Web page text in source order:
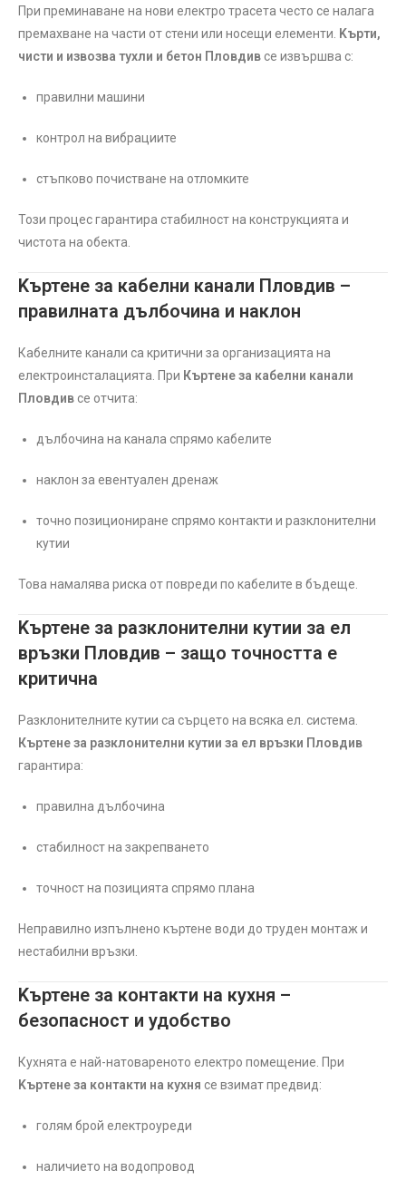
При преминаване на нови електро трасета често се налага
премахване на части от стени или носещи елементи. Kърти,
чисти и извозва тухли и бетон Пловдив се извършва с:
правилни машини
контрол на вибрациите
стъпково почистване на отломките
Този процес гарантира стабилност на конструкцията и
чистота на обекта.
Kъртене за кабелни канали Пловдив –
правилната дълбочина и наклон
Кабелните канали са критични за организацията на
електроинсталацията. При Къртене за кабелни канали
Пловдив се отчита:
дълбочина на канала спрямо кабелите
наклон за евентуален дренаж
точно позициониране спрямо контакти и разклонителни
кутии
Това намалява риска от повреди по кабелите в бъдеще.
Kъртене за разклонителни кутии за ел
връзки Пловдив – защо точността е
критична
Разклонителните кутии са сърцето на всяка ел. система.
Къртене за разклонителни кутии за ел връзки Пловдив
гарантира:
правилна дълбочина
стабилност на закрепването
точност на позицията спрямо плана
Неправилно изпълнено къртене води до труден монтаж и
нестабилни връзки.
Kъртене за контакти на кухня –
безопасност и удобство
Кухнята е най-натовареното електро помещение. При
Kъртене за контакти на кухня се взимат предвид:
голям брой електроуреди
наличието на водопровод